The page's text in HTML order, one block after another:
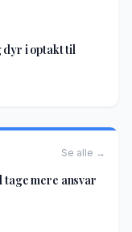
dyr i optakt til
Se alle →
tage mere ansvar